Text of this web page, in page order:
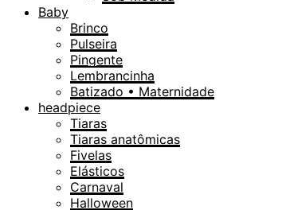
Baby
Brinco
Pulseira
Pingente
Lembrancinha
Batizado • Maternidade
headpiece
Tiaras
Tiaras anatômicas
Fivelas
Elásticos
Carnaval
Halloween